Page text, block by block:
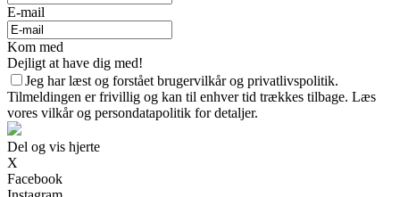
E-mail
Kom med
Dejligt at have dig med!
Jeg har læst og forstået brugervilkår og privatlivspolitik.
Tilmeldingen er frivillig og kan til enhver tid trækkes tilbage. Læs
vores vilkår og persondatapolitik for detaljer.
Del og vis hjerte
X
Facebook